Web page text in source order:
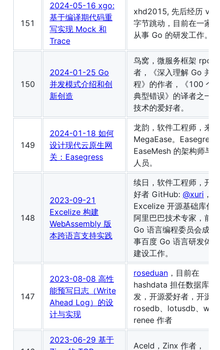
151
2024-05-16 xgo:
基于编译期代码重
写实现 Mock 和
Trace
xhd2015, 先后经历
字节跳动，目前在一家
从事 Go 的研发工作。
150
2024-01-25 Go
并发模式介绍和创
新创造
鸟窝，微服务框架 rpcx
者，《深入理解 Go 并
程》的作者，《100 个
典型错误》的译者之一
技术的爱好者。
149
2024-01-18 如何
设计现代云原生网
关：Easegress
龙韵，软件工程师，来自
MegaEase。Easegress
EaseMesh 的架构师与
人员。
148
2023-09-21
Excelize 构建
WebAssembly 版
本跨语言支持实践
续日，软件工程师，开
好者 GitHub: @xuri ，
Excelize 开源基础库作
阿里巴巴技术专家，前
Go 语言编程委员会成员
事百度 Go 语言研发体
建设工作。
147
2023-08-08 高性
能预写日志（Write
Ahead Log）的设
计与实现
roseduan ，目前在
hashdata 担任数据库内
发，开源爱好者，开源
rosedb、lotusdb、wal
renee 作者
2023-06-29 基于
Aceld，Zinx 作者，《